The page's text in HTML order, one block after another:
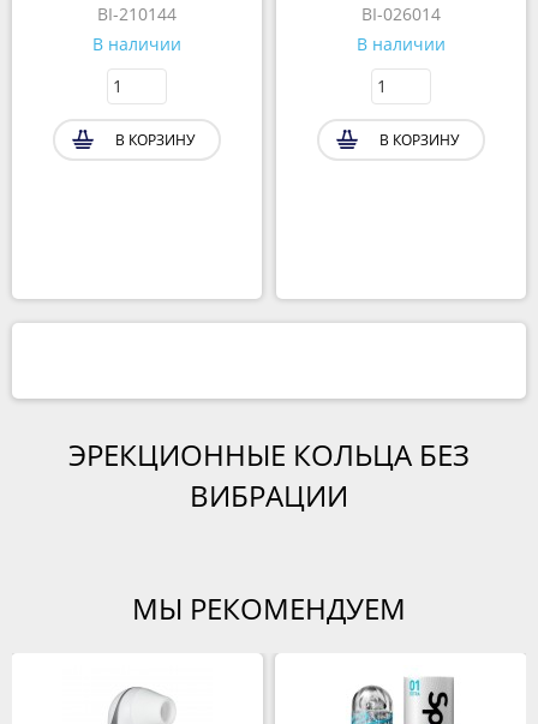
BI-210144
В наличии
В КОРЗИНУ
BI-026014
В наличии
В КОРЗИНУ
ЭРЕКЦИОННЫЕ КОЛЬЦА БЕЗ
ВИБРАЦИИ
МЫ РЕКОМЕНДУЕМ